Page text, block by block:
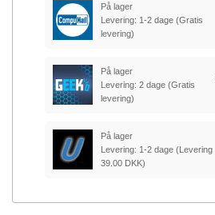
På lager
Levering: 1-2 dage (Gratis
levering)
På lager
Levering: 2 dage (Gratis
levering)
På lager
Levering: 1-2 dage (Levering
39.00 DKK)